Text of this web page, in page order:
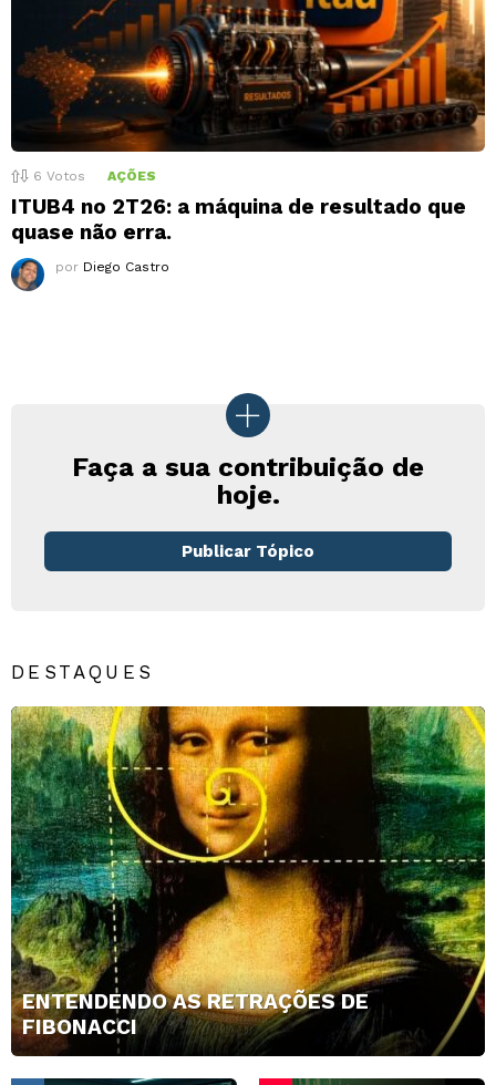
6 Votos AÇÕES
ITUB4 no 2T26: a máquina de resultado que
quase não erra.
por Diego Castro
Faça a sua contribuição de
hoje.
Publicar Tópico
DESTAQUES
ENTENDENDO AS RETRAÇÕES DE
FIBONACCI